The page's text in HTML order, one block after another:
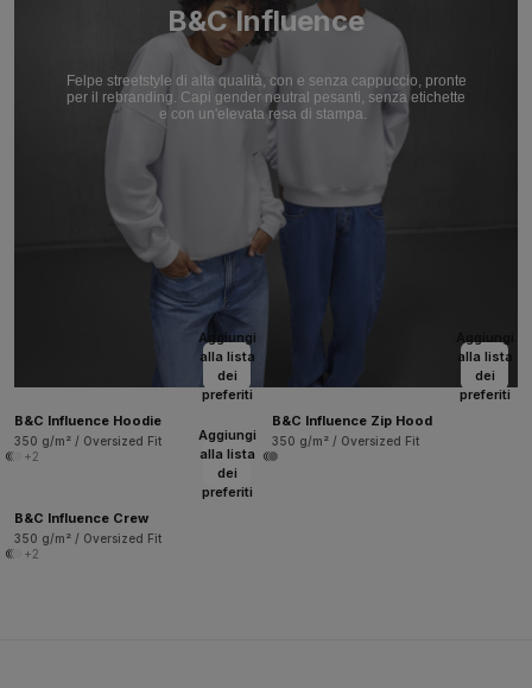
B&C Influence
Felpe streetstyle di alta qualità, con e senza cappuccio, pronte
per il rebranding. Capi gender neutral pesanti, senza etichette
e con un'elevata resa di stampa.
Aggiungi
alla lista
dei
preferiti
B&C Influence Hoodie
350 g/m² / Oversized Fit
+2
alla lista
dei
preferiti
B&C Influence Zip Hood
350 g/m² / Oversized Fit
Aggiungi
alla lista
dei
preferiti
B&C Influence Crew
350 g/m² / Oversized Fit
+2